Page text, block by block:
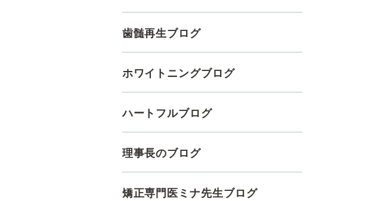
歯髄再生ブログ
ホワイトニングブログ
ハートフルブログ
理事長のブログ
矯正専門医ミナ先生ブログ